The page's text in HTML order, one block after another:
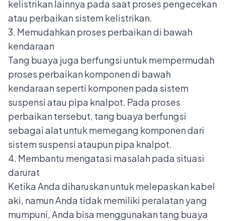
kelistrikan lainnya pada saat proses pengecekan
atau perbaikan sistem kelistrikan.
3. Memudahkan proses perbaikan di bawah
kendaraan
Tang buaya juga berfungsi untuk mempermudah
proses perbaikan komponen di bawah
kendaraan seperti komponen pada sistem
suspensi atau pipa knalpot. Pada proses
perbaikan tersebut, tang buaya berfungsi
sebagai alat untuk memegang komponen dari
sistem suspensi ataupun pipa knalpot.
4. Membantu mengatasi masalah pada situasi
darurat
Ketika Anda diharuskan untuk melepaskan kabel
aki, namun Anda tidak memiliki peralatan yang
mumpuni, Anda bisa menggunakan tang buaya